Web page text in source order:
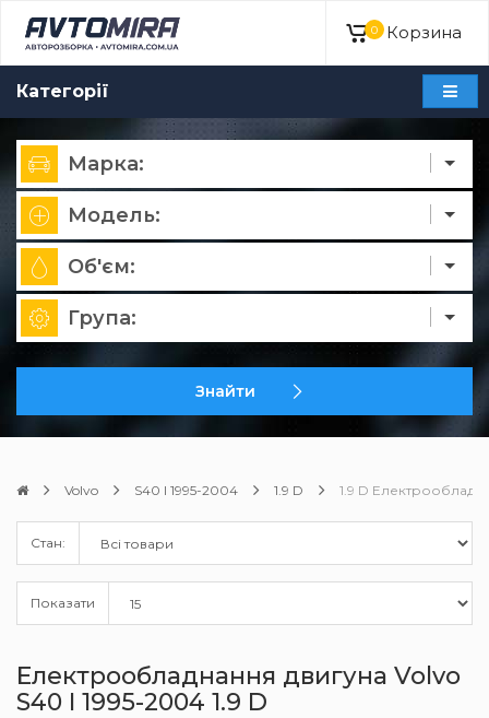
0 Корзина
Категорії
Марка:
Модель:
Об'єм:
Група:
Знайти
Volvo S40 I 1995-2004 1.9 D 1.9 D
Стан:
Показати
Електрообладнання двигуна Volvo
S40 I 1995-2004 1.9 D